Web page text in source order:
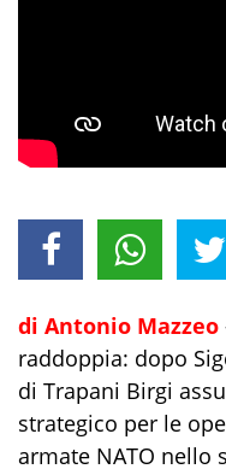
di Antonio Mazzeo
raddoppia: dopo
di Trapani Birgi
strategico per le
armate NATO nello